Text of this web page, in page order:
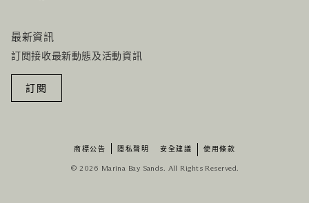
最新資訊
訂閲接收最新動態及活動資訊
訂閱
商標公告 隱私聲明 安全建議 使用條款
© 2026 Marina Bay Sands. All Rights Reserved.